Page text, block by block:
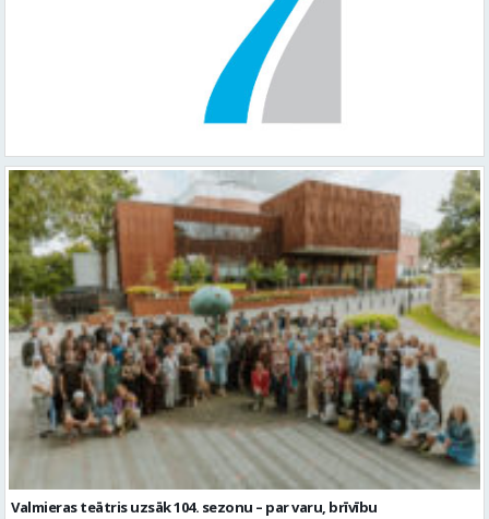
Valmieras teātris uzsāk 104. sezonu – par varu, brīvību